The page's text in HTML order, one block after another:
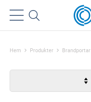
Hem Produkter Brandportar